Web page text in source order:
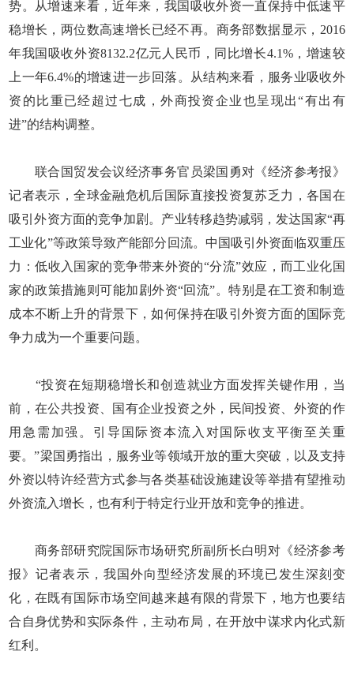
势。从增速来看，近年来，我国吸收外资一直保持中低速平
稳增长，两位数高速增长已经不再。商务部数据显示，2016
年我国吸收外资8132.2亿元人民币，同比增长4.1%，增速较
上一年6.4%的增速进一步回落。从结构来看，服务业吸收外
资的比重已经超过七成，外商投资企业也呈现出“有出有
进”的结构调整。
联合国贸发会议经济事务官员梁国勇对《经济参考报》
记者表示，全球金融危机后国际直接投资复苏乏力，各国在
吸引外资方面的竞争加剧。产业转移趋势减弱，发达国家“再
工业化”等政策导致产能部分回流。中国吸引外资面临双重压
力：低收入国家的竞争带来外资的“分流”效应，而工业化国
家的政策措施则可能加剧外资“回流”。特别是在工资和制造
成本不断上升的背景下，如何保持在吸引外资方面的国际竞
争力成为一个重要问题。
“投资在短期稳增长和创造就业方面发挥关键作用，当
前，在公共投资、国有企业投资之外，民间投资、外资的作
用急需加强。引导国际资本流入对国际收支平衡至关重
要。”梁国勇指出，服务业等领域开放的重大突破，以及支持
外资以特许经营方式参与各类基础设施建设等举措有望推动
外资流入增长，也有利于特定行业开放和竞争的推进。
商务部研究院国际市场研究所副所长白明对《经济参考
报》记者表示，我国外向型经济发展的环境已发生深刻变
化，在既有国际市场空间越来越有限的背景下，地方也要结
合自身优势和实际条件，主动布局，在开放中谋求内化式新
红利。